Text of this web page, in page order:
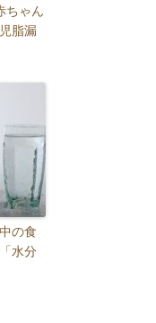
ちゃん
脂漏
の食
水分